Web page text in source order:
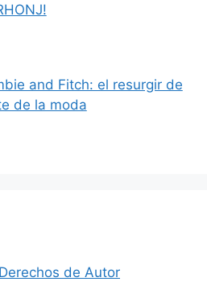
and Fitch: el resurgir de
de la moda
de Autor